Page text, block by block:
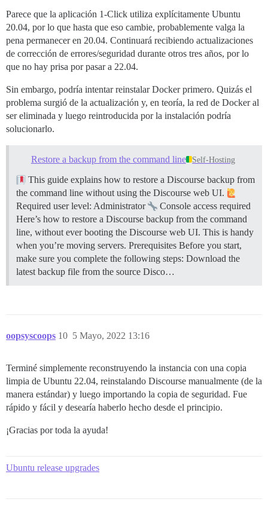
Parece que la aplicación 1-Click utiliza explícitamente Ubuntu
20.04, por lo que hasta que eso cambie, probablemente valga la
pena permanecer en 20.04. Continuará recibiendo actualizaciones
de corrección de errores/seguridad durante otros tres años, por lo
que no hay prisa por pasar a 22.04.
Sin embargo, podría intentar reinstalar Docker primero. Quizás el
problema surgió de la actualización y, en teoría, la red de Docker al
ser eliminada y luego reintroducida por la instalación podría
solucionarlo.
Restore a backup from the command line Self-Hosting
This guide explains how to restore a Discourse backup from
the command line without using the Discourse web UI.
Required user level: Administrator
Console access required
Here’s how to restore a Discourse backup from the command
line, without ever booting the Discourse web UI. This is handy
when you’re moving servers. Prerequisites Before you start,
make sure you complete the following steps: Download the
latest backup file from the source Disco…
oopsyscoops 5 Mayo, 2022 13:16
10
Terminé simplemente reconstruyendo la instancia con una copia
limpia de Ubuntu 22.04, reinstalando Discourse manualmente (de la
manera estándar) y luego importando la copia de seguridad. Fue
rápido y fácil y desearía haberlo hecho desde el principio.
¡Gracias por toda la ayuda!
Ubuntu release upgrades